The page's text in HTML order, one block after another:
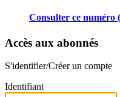
Consulter ce numéro
Accès aux abonnés
S'identifier/Créer un compte
Identifiant